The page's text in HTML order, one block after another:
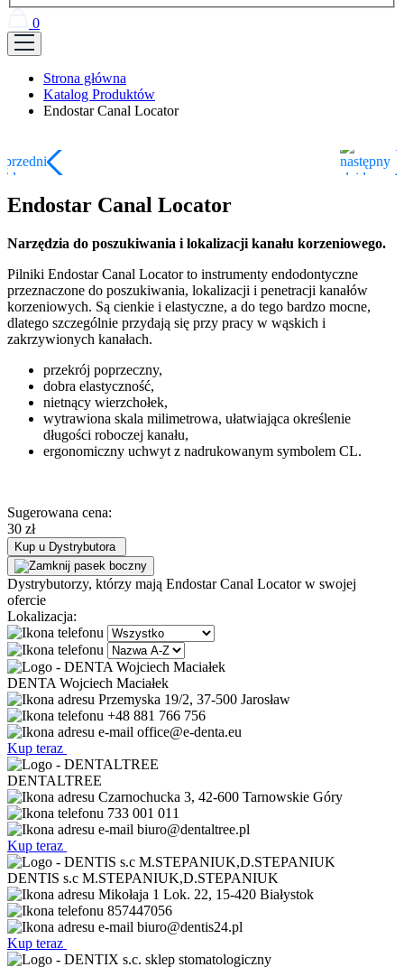
0
Strona główna
Katalog Produktów
Endostar Canal Locator
Endostar Canal Locator
Narzędzia do poszukiwania i lokalizacji kanału korzeniowego.
Pilniki Endostar Canal Locator to instrumenty endodontyczne
przeznaczone do poszukiwania, lokalizacji i penetracji kanałów
korzeniowych. Są cienkie i elastyczne, a do tego bardzo mocne,
dlatego szczególnie przydają się przy pracy w wąskich i
zakrzywionych kanałach.
przekrój poprzeczny,
dobra elastyczność,
nietnący wierzchołek,
wytrawiona skala milimetrowa, ułatwiająca określenie
długości roboczej kanału,
ergonomiczny uchwyt z nadrukowanym symbolem CL.
Sugerowana cena:
30 zł
Kup u Dystrybutora
Dystrybutorzy, którzy mają Endostar Canal Locatorw swojej
ofercie
Lokalizacja:
DENTA Wojciech Maciałek
Przemyska 19/2, 37-500 Jarosław
+48 881 766 756
office@e-denta.eu
Kup teraz
DENTALTREE
Czarnochucka 3, 42-600 Tarnowskie Góry
733 001 011
biuro@dentaltree.pl
Kup teraz
DENTIS s.c M.STEPANIUK,D.STEPANIUK
Mikołaja 1 Lok. 22, 15-420 Białystok
857447056
biuro@dentis24.pl
Kup teraz